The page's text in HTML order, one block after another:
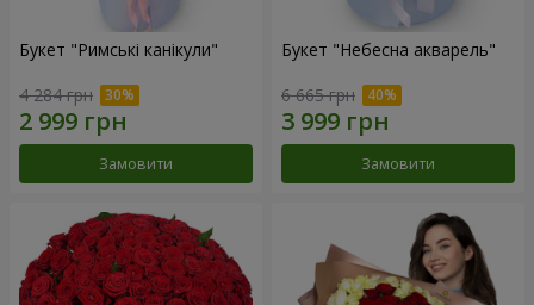
Букет "Римські канікули"
4 284 грн
Замовити
Букет "Небесна акварель"
6 665 грн
Замовити